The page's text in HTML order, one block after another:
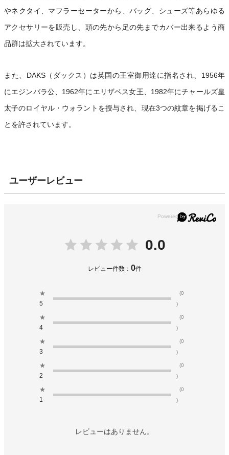
やネクタイ、マフラーセーターから、バッグ、シューズ等あらゆる
アクセサリーを販売し、頭の先から足の先までカバー出来るよう商
品群は拡大されています。
また、DAKS（ダックス）は英国の王室御用達に指名され、1956年
にエジンバラ公、1962年にエリザベス女王、1982年にチャールズ皇
太子のロイヤル・ウォラントを授与され、現在3つの紋章を掲げるこ
とを許されています。
ユーザーレビュー
0.0
レビュー件数： 0件
★
5
(0
)
★
4
(0
)
★
3
(0
)
★
2
(0
)
★
1
(0
)
レビューはありません。